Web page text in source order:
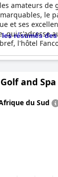
amateurs
le
et ses
qui
l'hôtel
les résumés
and Spa
du Sud